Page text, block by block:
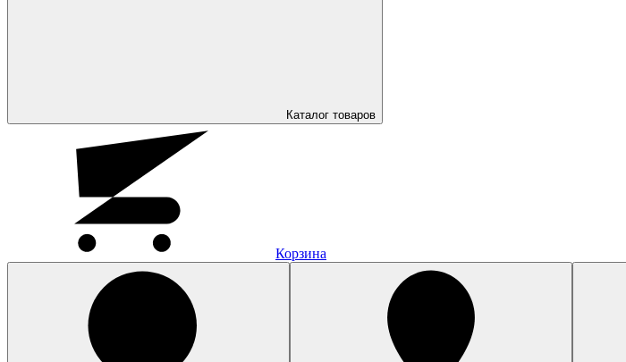
Каталог товаров
Корзина